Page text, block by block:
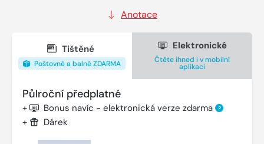
Anotace
Tištěné
Poštovné a balné ZDARMA
Elektronické
Čtěte ihned i v mobilní
aplikaci
Půlroční předplatné
+ Bonus navíc - elektronická verze zdarma ?
+ Dárek